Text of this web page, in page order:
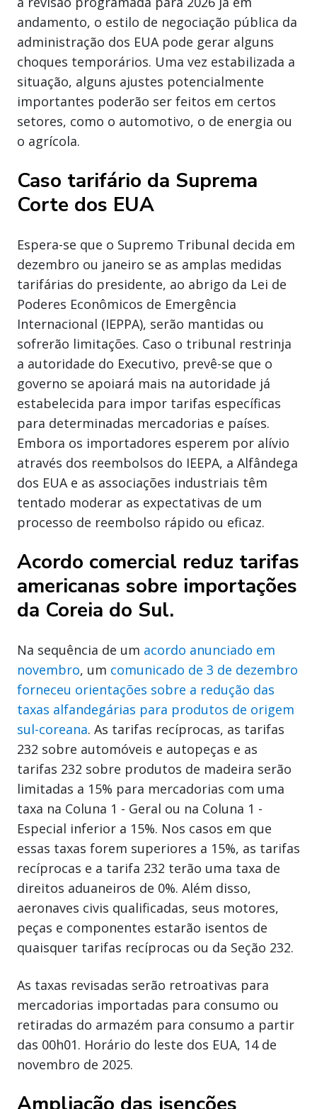
andamento, o estilo de negociação pública da
administração dos EUA pode gerar alguns
choques temporários. Uma vez estabilizada a
situação, alguns ajustes potencialmente
importantes poderão ser feitos em certos
setores, como o automotivo, o de energia ou
o agrícola.
Caso tarifário da Suprema
Corte dos EUA
Espera-se que o Supremo Tribunal decida em
dezembro ou janeiro se as amplas medidas
tarifárias do presidente, ao abrigo da Lei de
Poderes Econômicos de Emergência
Internacional (IEPPA), serão mantidas ou
sofrerão limitações. Caso o tribunal restrinja
a autoridade do Executivo, prevê-se que o
governo se apoiará mais na autoridade já
estabelecida para impor tarifas específicas
para determinadas mercadorias e países.
Embora os importadores esperem por alívio
através dos reembolsos do IEEPA, a Alfândega
dos EUA e as associações industriais têm
tentado moderar as expectativas de um
processo de reembolso rápido ou eficaz.
Acordo comercial reduz tarifas
americanas sobre importações
da Coreia do Sul.
Na sequência de um acordo anunciado em
novembro, um comunicado de 3 de dezembro
forneceu orientações sobre a redução das
taxas alfandegárias para produtos de origem
sul-coreana. As tarifas recíprocas, as tarifas
232 sobre automóveis e autopeças e as
tarifas 232 sobre produtos de madeira serão
limitadas a 15% para mercadorias com uma
taxa na Coluna 1 - Geral ou na Coluna 1 -
Especial inferior a 15%. Nos casos em que
essas taxas forem superiores a 15%, as tarifas
recíprocas e a tarifa 232 terão uma taxa de
direitos aduaneiros de 0%. Além disso,
aeronaves civis qualificadas, seus motores,
peças e componentes estarão isentos de
quaisquer tarifas recíprocas ou da Seção 232.
As taxas revisadas serão retroativas para
mercadorias importadas para consumo ou
retiradas do armazém para consumo a partir
das 00h01. Horário do leste dos EUA, 14 de
novembro de 2025.